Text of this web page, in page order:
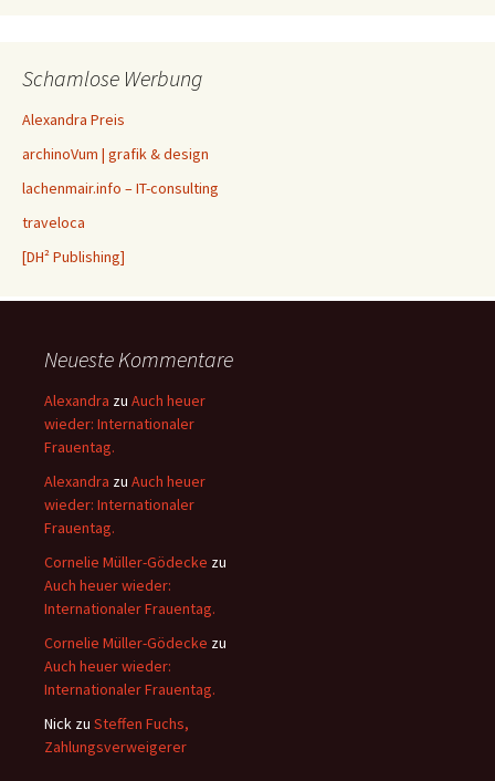
Schamlose Werbung
Alexandra Preis
archinoVum | grafik & design
lachenmair.info – IT-consulting
traveloca
[DH² Publishing]
Neueste Kommentare
Alexandra zu Auch heuer
wieder: Internationaler
Frauentag.
Alexandra zu Auch heuer
wieder: Internationaler
Frauentag.
Cornelie Müller-Gödecke zu
Auch heuer wieder:
Internationaler Frauentag.
Cornelie Müller-Gödecke zu
Auch heuer wieder:
Internationaler Frauentag.
Nick zu Steffen Fuchs,
Zahlungsverweigerer